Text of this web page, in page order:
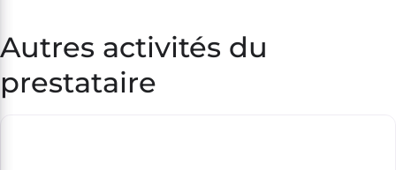
Autres activités du
prestataire